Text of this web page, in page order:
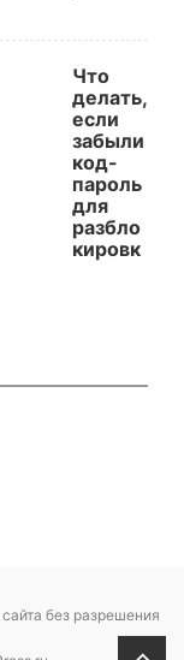
Что
делать,
если
забыли
код-
пароль
для
разбло
кировк
без разрешения